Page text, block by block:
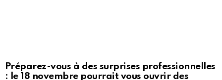
Préparez-vous à des surprises professionnelles
: le 18 novembre pourrait vous ouvrir des